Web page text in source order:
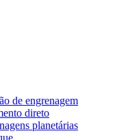
de engrenagem
direto
planetárias